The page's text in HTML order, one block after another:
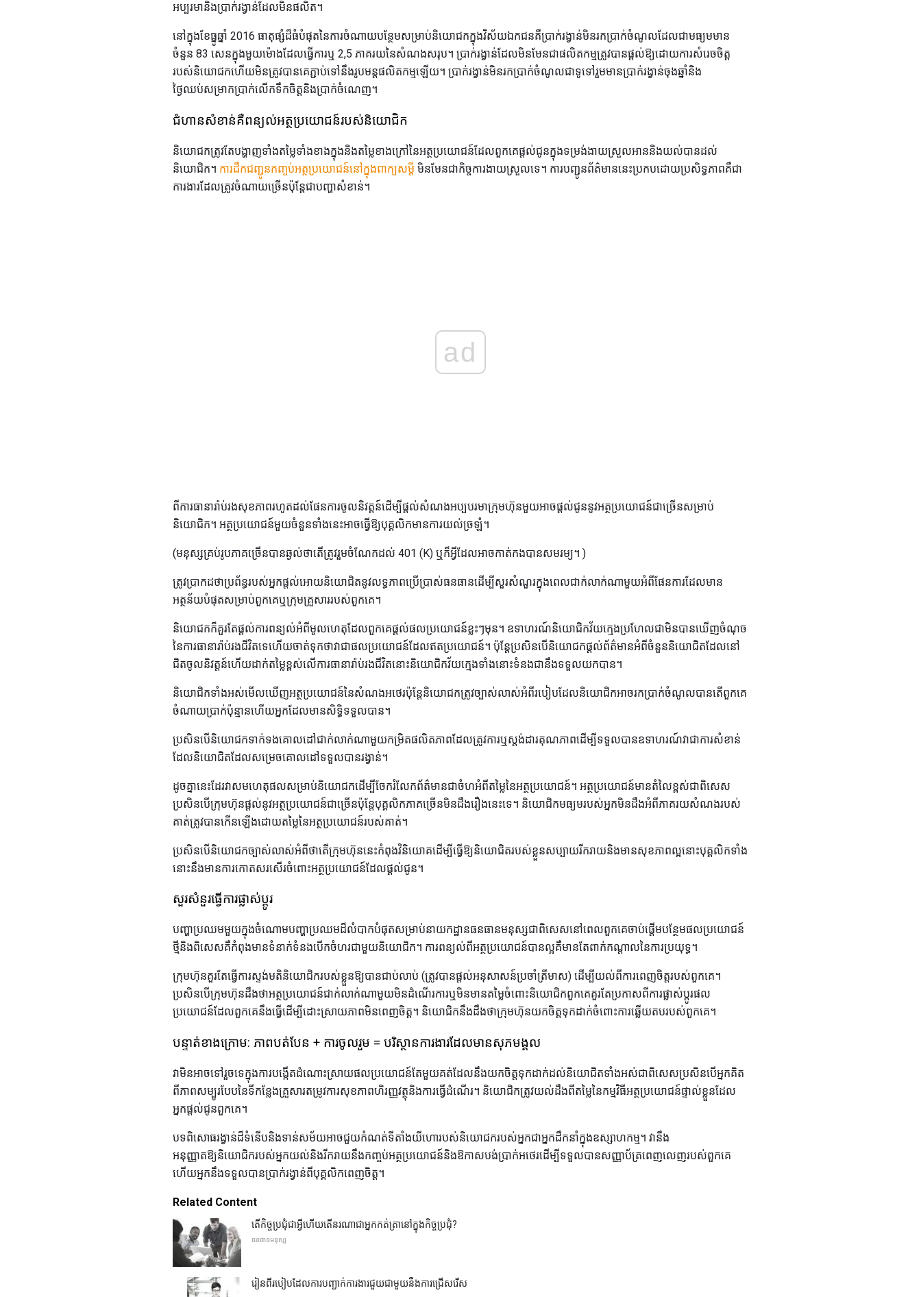
អប្បរមានិងប្រាក់រង្វាន់ដែលមិនផលិត។
នៅក្នុងខែធ្នូឆ្នាំ 2016 ធាតុផ្សំដ៏ធំបំផុតនៃការចំណាយបន្ថែមសម្រាប់និយោជកក្នុងវិស័យឯកជនគឺប្រាក់រង្វាន់មិនរកប្រាក់ចំណូលដែលជាមធ្យមមាន
ចំនួន 83 សេនក្នុងមួយម៉ោងដែលធ្វើការឬ 2,5 ភាគរយនៃសំណងសរុប។ ប្រាក់រង្វាន់ដែលមិនមែនជាផលិតកម្មត្រូវបានផ្តល់ឱ្យដោយការសំរេចចិត្ត
របស់និយោជកហើយមិនត្រូវបានគេភ្ជាប់ទៅនឹងរូបមន្តផលិតកម្មឡើយ។ ប្រាក់រង្វាន់មិនរកប្រាក់ចំណូលជាទូទៅរួមមានប្រាក់រង្វាន់ចុងឆ្នាំនិង
ថ្ងៃឈប់សម្រាកប្រាក់លើកទឹកចិត្តនិងប្រាក់ចំណេញ។
ជំហានសំខាន់គឺពន្យល់អត្ថប្រយោជន៍របស់និយោជិក
និយោជកត្រូវតែបង្ហាញទាំងតម្លៃទាំងខាងក្នុងនិងតម្លៃខាងក្រៅនៃអត្ថប្រយោជន៍ដែលពួកគេផ្តល់ជូនក្នុងទម្រង់ងាយស្រួលអាននិងយល់បានដល់
និយោជិក។ ការដឹកជញ្ជូនកញ្ចប់អត្ថប្រយោជន៍នៅក្នុងពាក្យសម្ដី មិនមែនជាកិច្ចការងាយស្រួលទេ។ ការបញ្ជូនព័ត៌មាននេះប្រកបដោយប្រសិទ្ធភាពគឺជា
ការងារដែលត្រូវចំណាយច្រើនប៉ុន្តែជាបញ្ហាសំខាន់។
ad
ពីការធានារ៉ាប់រងសុខភាពរហូតដល់ផែនការចូលនិវត្តន៍ដើម្បីផ្តល់សំណងអប្បបរមាក្រុមហ៊ុនមួយអាចផ្តល់ជូននូវអត្ថប្រយោជន៍ជាច្រើនសម្រាប់
និយោជិក។ អត្ថប្រយោជន៍មួយចំនួនទាំងនេះអាចធ្វើឱ្យបុគ្គលិកមានការយល់ច្រឡំ។
(មនុស្សគ្រប់រូបភាគច្រើនបានឆ្ងល់ថាតើត្រូវរួមចំណែកដល់ 401 (K) ឬក៏អ្វីដែលអាចកាត់កងបានសមរម្យ។ )
ត្រូវប្រាកដថាប្រព័ន្ធរបស់អ្នកផ្តល់អោយនិយោជិតនូវលទ្ធភាពប្រើប្រាស់ធនធានដើម្បីសួរសំណួរក្នុងពេលជាក់លាក់ណាមួយអំពីផែនការដែលមាន
អត្ថន័យបំផុតសម្រាប់ពួកគេឬក្រុមគ្រួសាររបស់ពួកគេ។
និយោជកក៏គួរតែផ្តល់ការពន្យល់អំពីមូលហេតុដែលពួកគេផ្តល់ផលប្រយោជន៍ខ្លះៗមុន។ ឧទាហរណ៍និយោជិកវ័យក្មេងប្រហែលជាមិនបានឃើញចំណុច
នៃការធានារ៉ាប់រងជីវិតទេហើយចាត់ទុកថាវាជាផលប្រយោជន៍ដែលឥតប្រយោជន៍។ ប៉ុន្តែប្រសិនបើនិយោជកផ្តល់ព័ត៌មានអំពីចំនួននិយោជិតដែលនៅ
ជិតចូលនិវត្តន៍ហើយដាក់តម្លៃខ្ពស់លើការធានារ៉ាប់រងជីវិតនោះនិយោជិកវ័យក្មេងទាំងនោះទំនងជានឹងទទួលយកបាន។
និយោជិកទាំងអស់មើលឃើញអត្ថប្រយោជន៍នៃសំណងអថេរប៉ុន្ដែនិយោជកត្រូវច្បាស់លាស់អំពីរបៀបដែលនិយោជិកអាចរកប្រាក់ចំណូលបានតើពួកគេ
ចំណាយប្រាក់ប៉ុន្មានហើយអ្នកដែលមានសិទ្ធិទទួលបាន។
ប្រសិនបើនិយោជកទាក់ទងគោលដៅជាក់លាក់ណាមួយកម្រិតផលិតភាពដែលត្រូវការឬស្តង់ដារគុណភាពដើម្បីទទួលបានឧទាហរណ៍វាជាការសំខាន់
ដែលនិយោជិតដែលសម្រេចគោលដៅទទួលបានរង្វាន់។
ដូចគ្នានេះដែរវាសមហេតុផលសម្រាប់និយោជកដើម្បីចែករំលែកព័ត៌មានជាចំហអំពីតម្លៃនៃអត្ថប្រយោជន៍។ អត្ថប្រយោជន៍មានតំលៃខ្ពស់ជាពិសេស
ប្រសិនបើក្រុមហ៊ុនផ្តល់នូវអត្ថប្រយោជន៍ជាច្រើនប៉ុន្តែបុគ្គលិកភាគច្រើនមិនដឹងរឿងនេះទេ។ និយោជិកមធ្យមរបស់អ្នកមិនដឹងអំពីភាគរយសំណងរបស់
គាត់ត្រូវបានកើនឡើងដោយតម្លៃនៃអត្ថប្រយោជន៍របស់គាត់។
ប្រសិនបើនិយោជកច្បាស់លាស់អំពីថាតើក្រុមហ៊ុននេះកំពុងវិនិយោគដើម្បីធ្វើឱ្យនិយោជិតរបស់ខ្លួនសប្បាយរីករាយនិងមានសុខភាពល្អនោះបុគ្គលិកទាំង
នោះនឹងមានការកោតសរសើរចំពោះអត្ថប្រយោជន៍ដែលផ្តល់ជូន។
សួរសំនួរធ្វើការផ្លាស់ប្តូរ
បញ្ហាប្រឈមមួយក្នុងចំណោមបញ្ហាប្រឈមដ៏លំបាកបំផុតសម្រាប់នាយកដ្ឋានធនធានមនុស្សជាពិសេសនៅពេលពួកគេចាប់ផ្តើមបន្ថែមផលប្រយោជន៍
ថ្មីនិងពិសេសគឺកំពុងមានទំនាក់ទំនងបើកចំហរជាមួយនិយោជិក។ ការពន្យល់ពីអត្ថប្រយោជន៍បានល្អគឺមានតែពាក់កណ្តាលនៃការប្រយុទ្ធ។
ក្រុមហ៊ុនគួរតែធ្វើការស្ទង់មតិនិយោជិករបស់ខ្លួនឱ្យបានជាប់លាប់ (ត្រូវបានផ្តល់អនុសាសន៍ប្រចាំត្រីមាស) ដើម្បីយល់ពីការពេញចិត្តរបស់ពួកគេ។
ប្រសិនបើក្រុមហ៊ុនដឹងថាអត្ថប្រយោជន៍ជាក់លាក់ណាមួយមិនដំណើរការឬមិនមានតម្លៃចំពោះនិយោជិកពួកគេគួរតែប្រកាសពីការផ្លាស់ប្តូរផល
ប្រយោជន៍ដែលពួកគេនឹងធ្វើដើម្បីដោះស្រាយភាពមិនពេញចិត្ត។ និយោជិកនឹងដឹងថាក្រុមហ៊ុនយកចិត្តទុកដាក់ចំពោះការឆ្លើយតបរបស់ពួកគេ។
បន្ទាត់ខាងក្រោម: ភាពបត់បែន + ការចូលរួម = បរិស្ថានការងារដែលមានសុភមង្គល
វាមិនអាចទៅរួចទេក្នុងការបង្កើតដំណោះស្រាយផលប្រយោជន៍តែមួយគត់ដែលនឹងយកចិត្តទុកដាក់ដល់និយោជិតទាំងអស់ជាពិសេសប្រសិនបើអ្នកគិត
ពីភាពសម្បូរបែបនៃទីកន្លែងគ្រួសារតម្រូវការសុខភាពហិរញ្ញវត្ថុនិងការធ្វើដំណើរ។ និយោជិកត្រូវយល់ដឹងពីតម្លៃនៃកម្មវិធីអត្ថប្រយោជន៍ផ្ទាល់ខ្លួនដែល
អ្នកផ្តល់ជូនពួកគេ។
បទពិសោធរង្វាន់ដ៏ទំនើបនិងទាន់សម័យអាចជួយកំណត់ទីតាំងយីហោរបស់និយោជករបស់អ្នកជាអ្នកដឹកនាំក្នុងឧស្សាហកម្ម។ វានឹង
អនុញ្ញាតឱ្យនិយោជិករបស់អ្នកយល់និងរីករាយនឹងកញ្ចប់អត្ថប្រយោជន៍និងឱកាសបង់ប្រាក់អថេរដើម្បីទទួលបានសញ្ញាប័ត្រពេញលេញរបស់ពួកគេ
ហើយអ្នកនឹងទទួលបានប្រាក់រង្វាន់ពីបុគ្គលិកពេញចិត្ត។
Related Content
តើកិច្ចប្រជុំជាអ្វីហើយតើនរណាជាអ្នកកត់ត្រានៅក្នុងកិច្ចប្រជុំ?
ធនធានមនុស្ស
រៀនពីរបៀបដែលការបញ្ជាក់ការងារជួយជាមួយនឹងការជ្រើសរើស